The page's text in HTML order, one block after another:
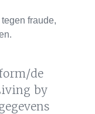
fraude,
de
by